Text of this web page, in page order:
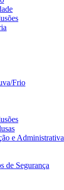
Frio
e Administrativa
de Segurança